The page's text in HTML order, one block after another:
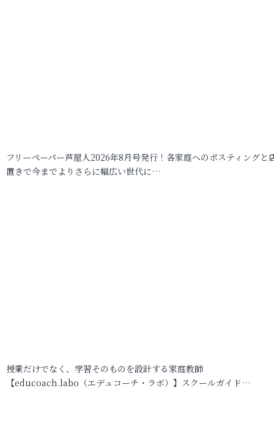
フリーペーパー芦屋人2026年8月号発行！各家庭へのポスティングと
置きで今までよりさらに幅広い世代に…
授業だけでなく、学習そのものを設計する家庭教師
【educoach.labo（エデュコーチ・ラボ）】スクールガイド…